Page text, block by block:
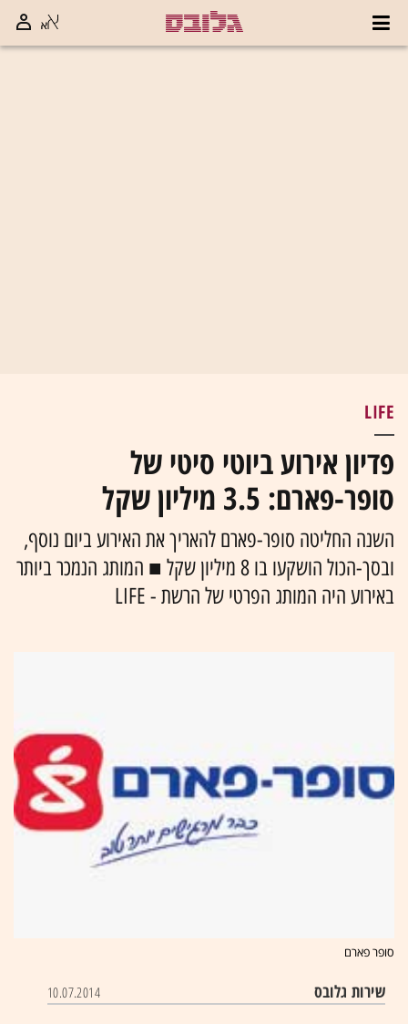
LIFE
פדיון אירוע ביוטי סיטי של
סופר-פארם: 3.5 מיליון שקל
השנה החליטה סופר-פארם להאריך את האירוע ביום נוסף,
ובסך-הכול הושקעו בו 8 מיליון שקל ■ המותג הנמכר ביותר
באירוע היה המותג הפרטי של הרשת - LIFE
סופר פארם
שירות גלובס 10.07.2014